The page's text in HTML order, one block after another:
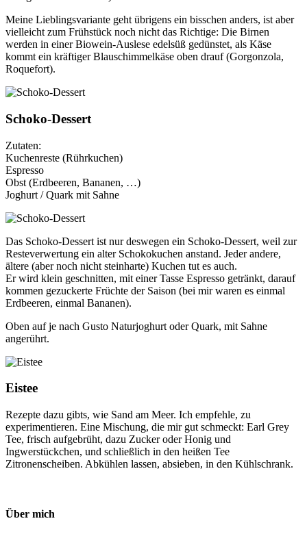
Meine Lieblingsvariante geht übrigens ein bisschen anders, ist aber
vielleicht zum Frühstück noch nicht das Richtige: Die Birnen
werden in einer Biowein-Auslese edelsüß gedünstet, als Käse
kommt ein kräftiger Blauschimmelkäse oben drauf (Gorgonzola,
Roquefort).
Schoko-Dessert
Zutaten:
Kuchenreste (Rührkuchen)
Espresso
Obst (Erdbeeren, Bananen, …)
Joghurt / Quark mit Sahne
Das Schoko-Dessert ist nur deswegen ein Schoko-Dessert, weil zur
Resteverwertung ein alter Schokokuchen anstand. Jeder andere,
ältere (aber noch nicht steinharte) Kuchen tut es auch.
Er wird klein geschnitten, mit einer Tasse Espresso getränkt, darauf
kommen gezuckerte Früchte der Saison (bei mir waren es einmal
Erdbeeren, einmal Bananen).
Oben auf je nach Gusto Naturjoghurt oder Quark, mit Sahne
angerührt.
Eistee
Rezepte dazu gibts, wie Sand am Meer. Ich empfehle, zu
experimentieren. Eine Mischung, die mir gut schmeckt: Earl Grey
Tee, frisch aufgebrüht, dazu Zucker oder Honig und
Ingwerstückchen, und schließlich in den heißen Tee
Zitronenscheiben. Abkühlen lassen, absieben, in den Kühlschrank.
Über mich